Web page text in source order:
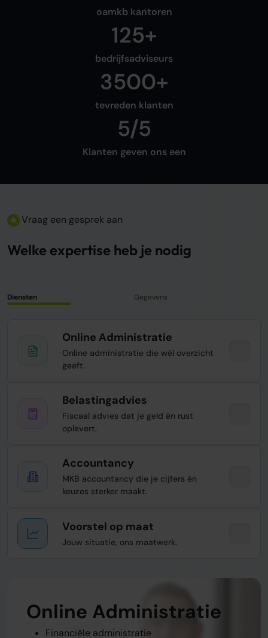
oamkb kantoren
125+
bedrijfsadviseurs
3500+
tevreden klanten
5/5
Klanten geven ons een
Vraag een gesprek aan
Welke expertise heb je nodig
Diensten Gegevens
Online Administratie
Online administratie die wél overzicht
geeft.
Belastingadvies
Fiscaal advies dat je geld én rust
oplevert.
Accountancy
MKB accountancy die je cijfers én
keuzes sterker maakt.
Voorstel op maat
Jouw situatie, ons maatwerk.
Online Administratie
Financiële administratie
Belastingadvies
Belastingaangifte BTW, VPB, IB, etc.
Accountancy
Jaarrekening & samenstellingsverklaring
Voorstel op maat
Werkzaamheden op maat